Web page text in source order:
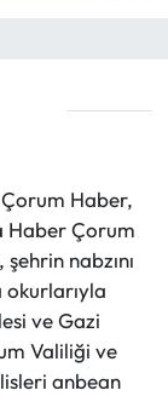
Haber,
Haber Çorum
nabzını
okurlarıyla
ve Gazi
Valiliği ve
anbean